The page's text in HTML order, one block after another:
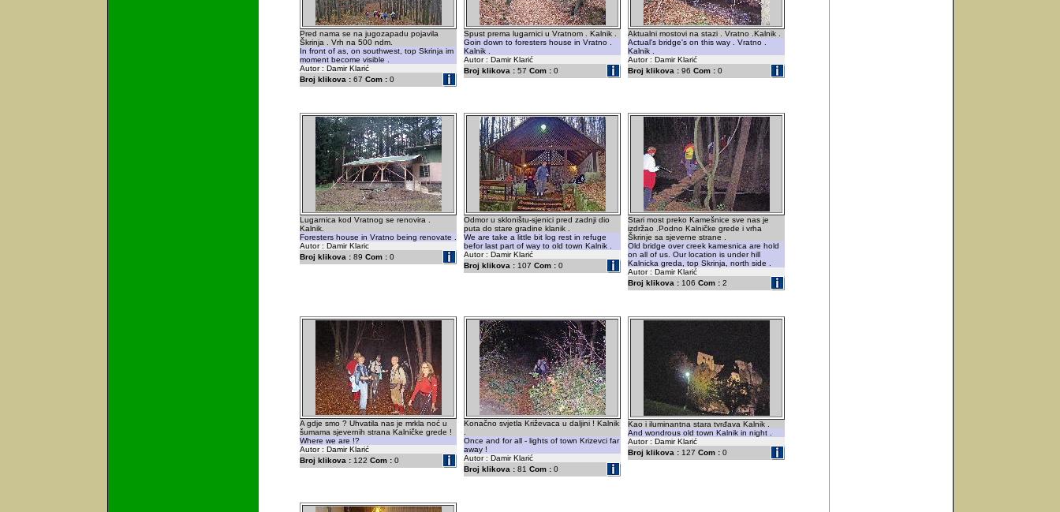
Pred nama se na jugozapadu pojavila
Škrinja . Vrh na 500 ndm.
In front of as, on southwest, top Skrinja im
moment become visible .
Autor : Damir Klarić
Broj klikova : 67 Com : 0
Spust prema lugarnici u Vratnom . Kalnik .
Goin down to foresters house in Vratno .
Kalnik .
Autor : Damir Klarić
Broj klikova : 57 Com : 0
Aktualni mostovi na stazi . Vratno .Kalnik .
Actual's bridge's on this way . Vratno .
Kalnik .
Autor : Damir Klarić
Broj klikova : 96 Com : 0
Lugarnica kod Vratnog se renovira .
Kalnik.
Foresters house in Vratno being renovate .
Autor : Damir Klaric
Broj klikova : 89 Com : 0
Odmor u skloništu-sjenici pred zadnji dio
puta do stare gradine klanik .
We are take a little bit log rest in refuge
befor last part of way to old town Kalnik .
Autor : Damir Klarić
Broj klikova : 107 Com : 0
Stari most preko Kamešnice sve nas je
izdržao .Podno Kalničke grede i vrha
Škrinje sa sjeverne strane .
Old bridge over creek kamesnica are hold
on all of us. Our location is under hill
Kalnicka greda, top Skrinja, north side .
Autor : Damir Klarić
Broj klikova : 106 Com : 2
A gdje smo ? Uhvatila nas je mrkla noć u
šumama sjevernih strana Kalničke grede !
Where we are !?
Autor : Damir Klarić
Broj klikova : 122 Com : 0
Konačno svjetla Križevaca u daljini ! Kalnik
Once and for all - lights of town Krizevci far
away !
Autor : Damir Klarić
Broj klikova : 81 Com : 0
Kao i iluminantna stara tvrđava Kalnik .
And wondrous old town Kalnik in night .
Autor : Damir Klarić
Broj klikova : 127 Com : 0